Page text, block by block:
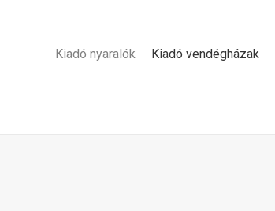
Kiadó nyaralók Kiadó vendégházak